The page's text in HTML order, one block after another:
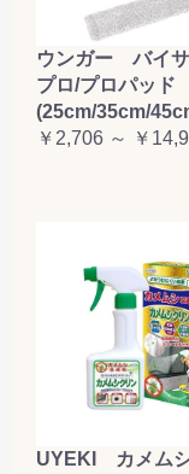
ウンガー バイ
プロ/プロパッド
(25cm/35cm/
￥2,706 ～ ￥
UYEKI カメム